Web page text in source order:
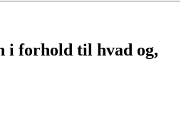
i forhold til hvad og,